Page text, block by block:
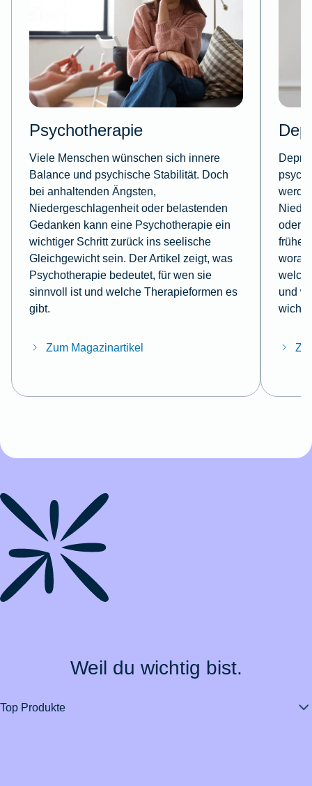
Psychotherapie
Viele Menschen wünschen sich innere
Balance und psychische Stabilität. Doch
bei anhaltenden Ängsten,
Niedergeschlagenheit oder belastenden
Gedanken kann eine Psychotherapie ein
wichtiger Schritt zurück ins seelische
Gleichgewicht sein. Der Artikel zeigt, was
Psychotherapie bedeutet, für wen sie
sinnvoll ist und welche Therapieformen es
gibt.
Zum Magazinartikel
oder
frühe
woran
und
Weil du wichtig bist.
Top Produkte